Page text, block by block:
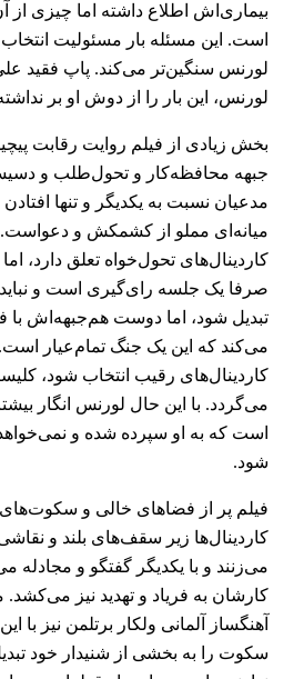
بیماری‌اش اطلاع داشته اما چیزی از
است. این مسئله بار مسئولیت
لورنس سنگین‌تر می‌کند. پاپ فقید
لورنس، این بار را از دوش او بر
بخش زیادی از فیلم روایت رقابت
جبهه محافظه‌کار و تحول‌طلب و
مدعیان نسبت به یکدیگر و تنها
میانه‌ای مملو از کشمکش و
کاردینال‌های تحول‌خواه تعلق دارد،
صرفا یک جلسه رای‌گیری است و
تبدیل شود، اما دوست هم‌جبهه‌اش با
می‌کند که این یک جنگ تمام‌عیار است.
کاردینال‌های رقیب انتخاب شود،
می‌گردد. با این حال لورنس انگار
است که به او سپرده شده و
شود.
فیلم پر از فضاهای خالی و
کاردینال‌ها‌ زیر سقف‌های بلند و
می‌زنند و با یکدیگر گفتگو و مجادله
کارشان به فریاد و تهدید نیز می‌کشد.
آهنگساز آلمانی ولکار برتلمن نیز با
سکوت را به بخشی از شنیدار خود